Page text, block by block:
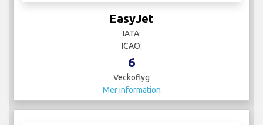
EasyJet
IATA:
ICAO:
6
Veckoflyg
Mer information